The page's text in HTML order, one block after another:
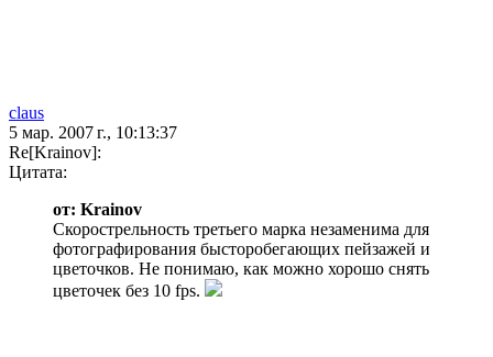
claus
5 мар. 2007 г., 10:13:37
Re[Krainov]:
Цитата:
от: Krainov
Скорострельность третьего марка незаменима для
фотографирования бысторобегающих пейзажей и
цветочков. Не понимаю, как можно хорошо снять
цветочек без 10 fps.